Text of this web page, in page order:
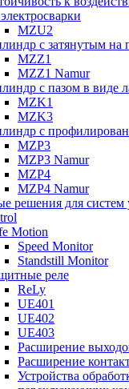
MZU2
с затянутым на
MZZ1
MZZ1 Namur
с пазом в виде
MZK1
MZK3
с
MZP3
MZP3 Namur
MZP4
MZP4 Namur
решения для систем
Motion
Speed Monitor
Standstill Monitor
реле
ReLy
UE401
UE402
UE403
Расширение
Расширение
Устройства